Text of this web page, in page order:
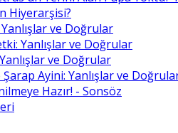
Hiyerarşisi?
ve Doğrular
Yanlışlar ve Doğrular
ve Doğrular
Şarap Ayini: Yanlışlar ve
Hazır! - Sonsöz